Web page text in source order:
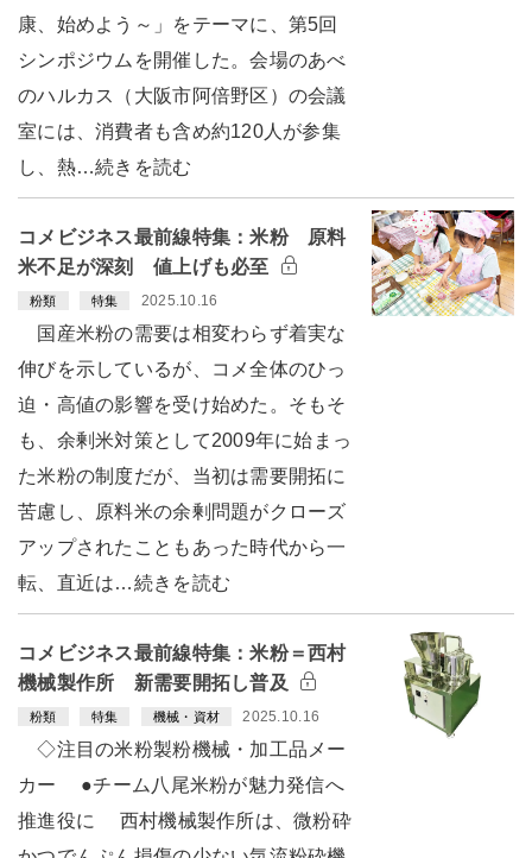
康、始めよう～」をテーマに、第5回
シンポジウムを開催した。会場のあべ
のハルカス（大阪市阿倍野区）の会議
室には、消費者も含め約120人が参集
し、熱…続きを読む
コメビジネス最前線特集：米粉 原料
米不足が深刻 値上げも必至
粉類 特集 2025.10.16
国産米粉の需要は相変わらず着実な
伸びを示しているが、コメ全体のひっ
迫・高値の影響を受け始めた。そもそ
も、余剰米対策として2009年に始まっ
た米粉の制度だが、当初は需要開拓に
苦慮し、原料米の余剰問題がクローズ
アップされたこともあった時代から一
転、直近は…続きを読む
コメビジネス最前線特集：米粉＝西村
機械製作所 新需要開拓し普及
粉類 特集 機械・資材 2025.10.16
◇注目の米粉製粉機械・加工品メー
カー ●チーム八尾米粉が魅力発信へ
推進役に 西村機械製作所は、微粉砕